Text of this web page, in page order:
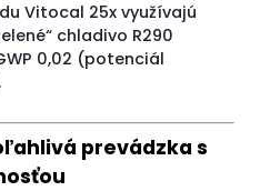
Vitocal 25x využívajú
chladivo R290
0,02 (potenciál
prevádzka s